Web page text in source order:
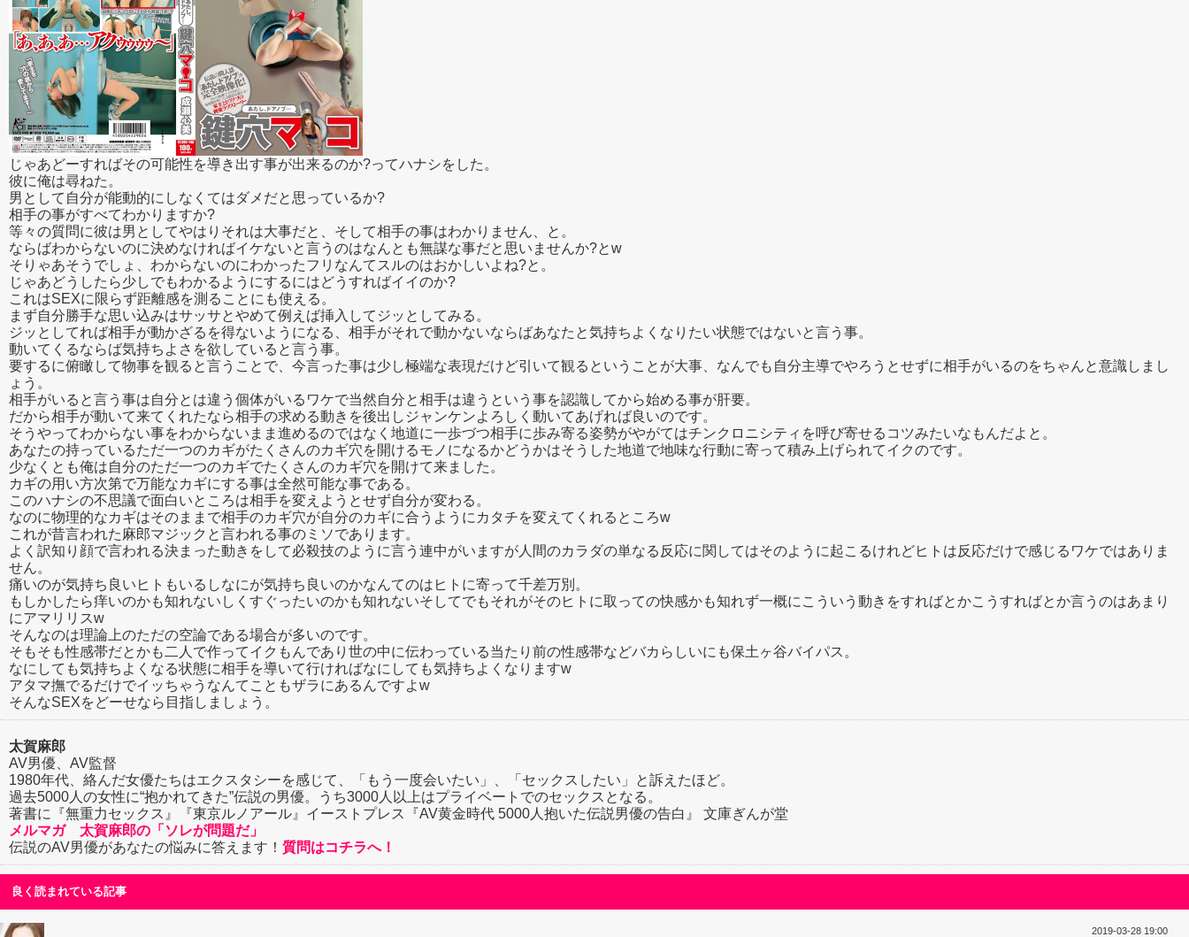
じゃあどーすればその可能性を導き出す事が出来るのか?ってハナシをした。
彼に俺は尋ねた。
男として自分が能動的にしなくてはダメだと思っているか?
相手の事がすべてわかりますか?
等々の質問に彼は男としてやはりそれは大事だと、そして相手の事はわかりません、と。
ならばわからないのに決めなければイケないと言うのはなんとも無謀な事だと思いませんか?とw
そりゃあそうでしょ、わからないのにわかったフリなんてスルのはおかしいよね?と。
じゃあどうしたら少しでもわかるようにするにはどうすればイイのか?
これはSEXに限らず距離感を測ることにも使える。
まず自分勝手な思い込みはサッサとやめて例えば挿入してジッとしてみる。
ジッとしてれば相手が動かざるを得ないようになる、相手がそれで動かないならばあなたと気持ちよくなりたい状態ではないと言う事。
動いてくるならば気持ちよさを欲していると言う事。
要するに俯瞰して物事を観ると言うことで、今言った事は少し極端な表現だけど引いて観るということが大事、なんでも自分主導でやろうとせずに相手がいるのをちゃんと意識しまし
ょう。
相手がいると言う事は自分とは違う個体がいるワケで当然自分と相手は違うという事を認識してから始める事が肝要。
だから相手が動いて来てくれたなら相手の求める動きを後出しジャンケンよろしく動いてあげれば良いのです。
そうやってわからない事をわからないまま進めるのではなく地道に一歩づつ相手に歩み寄る姿勢がやがてはチンクロニシティを呼び寄せるコツみたいなもんだよと。
あなたの持っているただ一つのカギがたくさんのカギ穴を開けるモノになるかどうかはそうした地道で地味な行動に寄って積み上げられてイクのです。
少なくとも俺は自分のただ一つのカギでたくさんのカギ穴を開けて来ました。
カギの用い方次第で万能なカギにする事は全然可能な事である。
このハナシの不思議で面白いところは相手を変えようとせず自分が変わる。
なのに物理的なカギはそのままで相手のカギ穴が自分のカギに合うようにカタチを変えてくれるところw
これが昔言われた麻郎マジックと言われる事のミソであります。
よく訳知り顔で言われる決まった動きをして必殺技のように言う連中がいますが人間のカラダの単なる反応に関してはそのように起こるけれどヒトは反応だけで感じるワケではありま
せん。
痛いのが気持ち良いヒトもいるしなにが気持ち良いのかなんてのはヒトに寄って千差万別。
もしかしたら痒いのかも知れないしくすぐったいのかも知れないそしてでもそれがそのヒトに取っての快感かも知れず一概にこういう動きをすればとかこうすればとか言うのはあまり
にアマリリスw
そんなのは理論上のただの空論である場合が多いのです。
そもそも性感帯だとかも二人で作ってイクもんであり世の中に伝わっている当たり前の性感帯などバカらしいにも保土ヶ谷バイパス。
なにしても気持ちよくなる状態に相手を導いて行ければなにしても気持ちよくなりますw
アタマ撫でるだけでイッちゃうなんてこともザラにあるんですよw
そんなSEXをどーせなら目指しましょう。
太賀麻郎
AV男優、AV監督
1980年代、絡んだ女優たちはエクスタシーを感じて、「もう一度会いたい」、「セックスしたい」と訴えたほど。
過去5000人の女性に“抱かれてきた”伝説の男優。うち3000人以上はプライベートでのセックスとなる。
著書に『無重力セックス』『東京ルノアール』イーストプレス『AV黄金時代 5000人抱いた伝説男優の告白』 文庫ぎんが堂
メルマガ 太賀麻郎の「ソレが問題だ」
伝説のAV男優があなたの悩みに答えます！ 質問はコチラへ！
良く読まれている記事
2019-03-28 19:00